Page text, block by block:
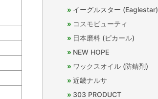
イーグルスター (Eaglestar)
コスモビューティ
日本磨料 (ピカール)
NEW HOPE
ワックスオイル (防錆剤)
近畿ナルサ
303 PRODUCT